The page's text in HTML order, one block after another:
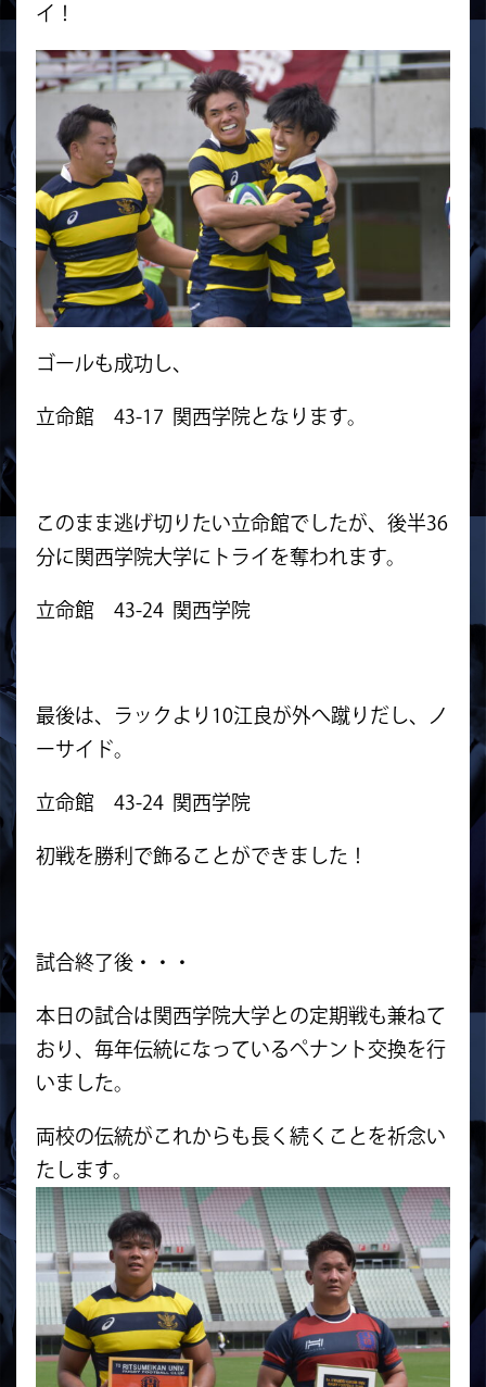
イ！
ゴールも成功し、
立命館 43-17 関西学院となります。
このまま逃げ切りたい立命館でしたが、後半36
分に関西学院大学にトライを奪われます。
立命館 43-24 関西学院
最後は、ラックより10江良が外へ蹴りだし、ノ
ーサイド。
立命館 43-24 関西学院
初戦を勝利で飾ることができました！
試合終了後・・・
本日の試合は関西学院大学との定期戦も兼ねて
おり、毎年伝統になっているペナント交換を行
いました。
両校の伝統がこれからも長く続くことを祈念い
たします。